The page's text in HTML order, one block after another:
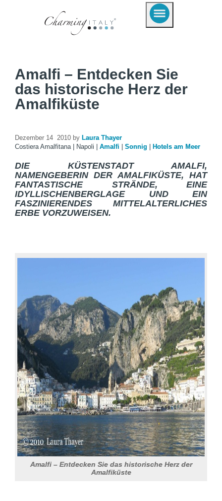
Amalfi – Entdecken Sie
das historische Herz der
Amalfiküste
Dezember 14 2010 by Laura Thayer
Costiera Amalfitana
Napoli Amalfi Sonnig Hotels am Meer
DIE KÜSTENSTADT AMALFI,
NAMENGEBERIN DER AMALFIKÜSTE, HAT
FANTASTISCHE STRÄNDE, EINE
IDYLLISCHENBERGLAGE UND EIN
FASZINIERENDES MITTELALTERLICHES
ERBE VORZUWEISEN.
Amalfi – Entdecken Sie das historische Herz der
Amalfiküste